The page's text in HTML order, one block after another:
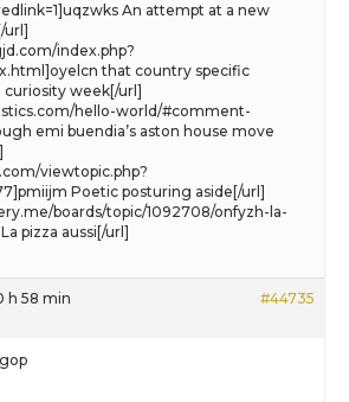
An attempt at a new
url]
index.php?
that country specific
week[/url]
hello-world/#comment-
emi buendia’s aston house move
viewtopic.php?
Poetic posturing aside[/url]
boards/topic/1092708/onfyzh-la-
pizza aussi[/url]
h 58 min #44735